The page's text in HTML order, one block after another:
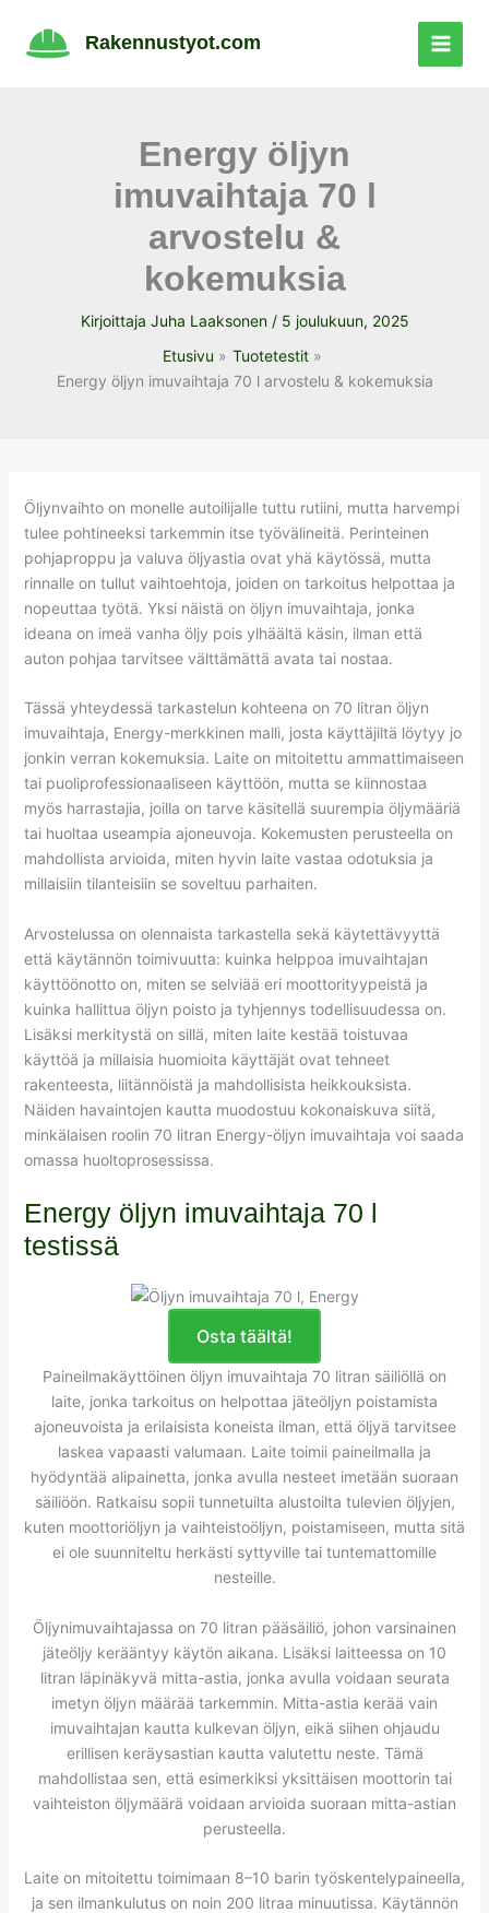
sisältöön
Rakennustyot.com
Energy öljyn
imuvaihtaja 70 l
arvostelu &
kokemuksia
Kirjoittaja Juha Laaksonen / 5 joulukuun, 2025
Etusivu
Tuotetestit
Energy öljyn imuvaihtaja 70 l arvostelu & kokemuksia
Öljynvaihto on monelle autoilijalle tuttu rutiini, mutta harvempi
tulee pohtineeksi tarkemmin itse työvälineitä. Perinteinen
pohjaproppu ja valuva öljyastia ovat yhä käytössä, mutta
rinnalle on tullut vaihtoehtoja, joiden on tarkoitus helpottaa ja
nopeuttaa työtä. Yksi näistä on öljyn imuvaihtaja, jonka
ideana on imeä vanha öljy pois ylhäältä käsin, ilman että
auton pohjaa tarvitsee välttämättä avata tai nostaa.
Tässä yhteydessä tarkastelun kohteena on 70 litran öljyn
imuvaihtaja, Energy-merkkinen malli, josta käyttäjiltä löytyy jo
jonkin verran kokemuksia. Laite on mitoitettu ammattimaiseen
tai puoliprofessionaaliseen käyttöön, mutta se kiinnostaa
myös harrastajia, joilla on tarve käsitellä suurempia öljymääriä
tai huoltaa useampia ajoneuvoja. Kokemusten perusteella on
mahdollista arvioida, miten hyvin laite vastaa odotuksia ja
millaisiin tilanteisiin se soveltuu parhaiten.
Arvostelussa on olennaista tarkastella sekä käytettävyyttä
että käytännön toimivuutta: kuinka helppoa imuvaihtajan
käyttöönotto on, miten se selviää eri moottorityypeistä ja
kuinka hallittua öljyn poisto ja tyhjennys todellisuudessa on.
Lisäksi merkitystä on sillä, miten laite kestää toistuvaa
käyttöä ja millaisia huomioita käyttäjät ovat tehneet
rakenteesta, liitännöistä ja mahdollisista heikkouksista.
Näiden havaintojen kautta muodostuu kokonaiskuva siitä,
minkälaisen roolin 70 litran Energy-öljyn imuvaihtaja voi saada
omassa huoltoprosessissa.
Energy öljyn imuvaihtaja 70 l
testissä
Osta täältä!
Paineilmakäyttöinen öljyn imuvaihtaja 70 litran säiliöllä on
laite, jonka tarkoitus on helpottaa jäteöljyn poistamista
ajoneuvoista ja erilaisista koneista ilman, että öljyä tarvitsee
laskea vapaasti valumaan. Laite toimii paineilmalla ja
hyödyntää alipainetta, jonka avulla nesteet imetään suoraan
säiliöön. Ratkaisu sopii tunnetuilta alustoilta tulevien öljyjen,
kuten moottoriöljyn ja vaihteistoöljyn, poistamiseen, mutta sitä
ei ole suunniteltu herkästi syttyville tai tuntemattomille
nesteille.
Öljynimuvaihtajassa on 70 litran pääsäiliö, johon varsinainen
jäteöljy kerääntyy käytön aikana. Lisäksi laitteessa on 10
litran läpinäkyvä mitta-astia, jonka avulla voidaan seurata
imetyn öljyn määrää tarkemmin. Mitta-astia kerää vain
imuvaihtajan kautta kulkevan öljyn, eikä siihen ohjaudu
erillisen keräysastian kautta valutettu neste. Tämä
mahdollistaa sen, että esimerkiksi yksittäisen moottorin tai
vaihteiston öljymäärä voidaan arvioida suoraan mitta-astian
perusteella.
Laite on mitoitettu toimimaan 8–10 barin työskentelypaineella,
ja sen ilmankulutus on noin 200 litraa minuutissa. Käytännön